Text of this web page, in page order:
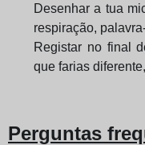
Desenhar a tua
respiração,
Registar no final
que farias
Perguntas